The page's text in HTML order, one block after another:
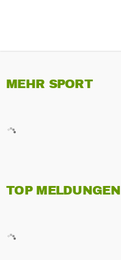
MEHR SPORT
TOP MELDUNGEN